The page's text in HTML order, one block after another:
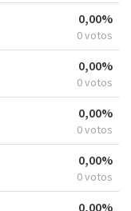
0,00%
0 votos
0,00%
0 votos
0,00%
0 votos
0,00%
0 votos
0,00%